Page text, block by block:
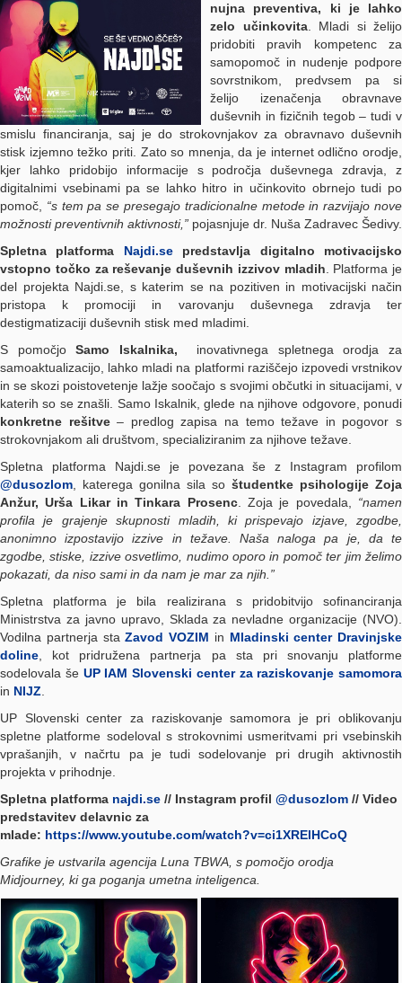
nujna preventiva, ki je lahko
zelo učinkovita. Mladi si želijo
pridobiti pravih kompetenc za
samopomoč in nudenje podpore
sovrstnikom, predvsem pa si
želijo izenačenja obravnave
duševnih in fizičnih tegob – tudi v
smislu financiranja, saj je do strokovnjakov za obravnavo duševnih
stisk izjemno težko priti. Zato so mnenja, da je internet odlično orodje,
kjer lahko pridobijo informacije s področja duševnega zdravja, z
digitalnimi vsebinami pa se lahko hitro in učinkovito obrnejo tudi po
pomoč, “s tem pa se presegajo tradicionalne metode in razvijajo nove
možnosti preventivnih aktivnosti,” pojasnjuje dr. Nuša Zadravec Šedivy.
Spletna platforma Najdi.sepredstavlja digitalno motivacijsko
vstopno točko za reševanje duševnih izzivov mladih . Platforma je
del projekta Najdi.se, s katerim se na pozitiven in motivacijski način
pristopa k promociji in varovanju duševnega zdravja ter
destigmatizaciji duševnih stisk med mladimi.
S pomočjoSamo Iskalnika,
inovativnega spletnega orodja za
samoaktualizacijo, lahko mladi na platformi raziščejo izpovedi vrstnikov
in se skozi poistovetenje lažje soočajo s svojimi občutki in situacijami, v
katerih so se znašli. Samo Iskalnik, glede na njihove odgovore, ponudi
konkretne rešitve– predlog zapisa na temo težave in pogovor s
strokovnjakom ali društvom, specializiranim za njihove težave.
Spletna platforma Najdi.se je povezana še z Instagram profilom
@dusozlom , katerega gonilna sila so študentke psihologije Zoja
Anžur, Urša Likar in Tinkara Prosenc. Zoja je povedala,
“namen
profila je grajenje skupnosti mladih, ki prispevajo izjave, zgodbe,
anonimno izpostavijo izzive in težave. Naša naloga pa je, da te
zgodbe, stiske, izzive osvetlimo, nudimo oporo in pomoč ter jim želimo
pokazati, da niso sami in da nam je mar za njih.”
Spletna platforma je bila realizirana s pridobitvijo sofinanciranja
Ministrstva za javno upravo, Sklada za nevladne organizacije (NVO).
Vodilna partnerja staZavod VOZIM in Mladinski center Dravinjske
doline , kot pridružena partnerja pa sta pri snovanju platforme
sodelovala še UP IAM Slovenski center za raziskovanje samomora
in NIJZ
UP Slovenski center za raziskovanje samomora je pri oblikovanju
spletne platforme sodeloval s strokovnimi usmeritvami pri vsebinskih
vprašanjih, v načrtu pa je tudi sodelovanje pri drugih aktivnostih
projekta v prihodnje.
Spletna platforma najdi.se // Instagram profil @dusozlom // Video
predstavitev delavnic za
mlade: https://www.youtube.com/watch?v=ci1XRElHCoQ
Grafike je ustvarila agencija Luna TBWA, s pomočjo orodja
Midjourney, ki ga poganja umetna inteligenca.